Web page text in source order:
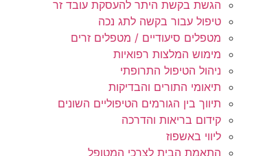
הגשת בקשת היתר להעסקת עובד זר
טיפול עבור בקשה לתג נכה
מטפלים סיעודיים / מטפלים זרים
מימוש המלצות רפואיות
ניהול הטיפול התרופתי
תיאומי התורים והבדיקות
תיווך בין הגורמים הטיפוליים השונים
קידום בריאות והדרכה
ליווי באשפוז
התאמת הבית לצרכי המטופל